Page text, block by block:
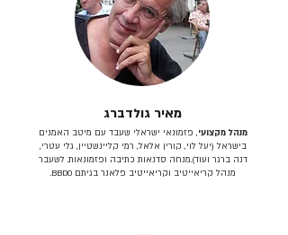
מאיר גולדברג
מנהל מקצועי, פזמונאי ישראלי שעבד עם מיטב האמנים
בישראל (יעל לוי, קורין אלאל, רמי קליינשטיין, גלי עטרי,
דנה ברגר ועוד).מנחה סדנאות כתיבה ופזמונאות. לשעבר
מנהל קריאייטיב וקריאייטיב פלאנר בגיתם BBDO.